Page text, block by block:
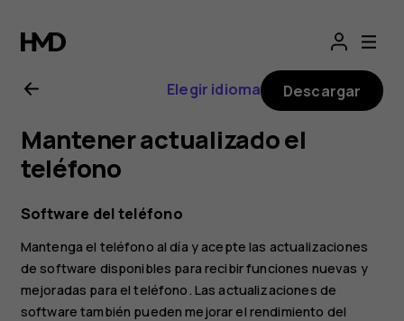
Manual
del
usuario
de
Nokia
4.2
Elegir idioma Descargar
Mantener actualizado el
teléfono
Software del teléfono
Mantenga el teléfono al día y acepte las actualizaciones
de software disponibles para recibir funciones nuevas y
mejoradas para el teléfono. Las actualizaciones de
software también pueden mejorar el rendimiento del